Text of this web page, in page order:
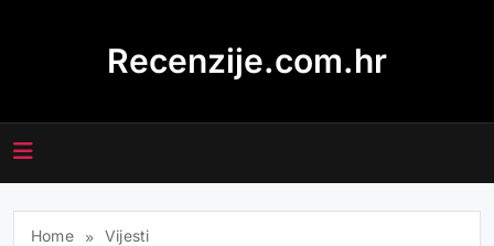
Recenzije.com.hr
Home
Vijesti